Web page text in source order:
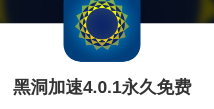
黑洞加速4.0.1永久免费